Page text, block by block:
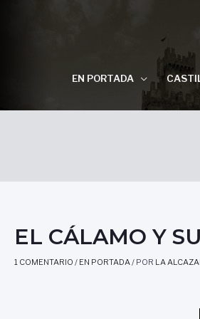
EN PORTADA
EL CÁLAMO Y
1 COMENTARIO / EN PORTADA/ POR LA